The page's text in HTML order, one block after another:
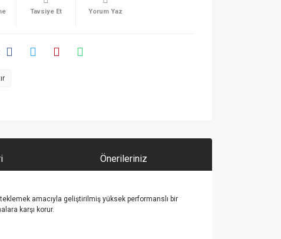
Tavsiye Et Yorum Yaz
Önerileriniz
amacıyla geliştirilmiş yüksek performanslı bir
karşı korur.